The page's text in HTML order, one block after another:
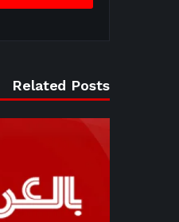
Related Posts